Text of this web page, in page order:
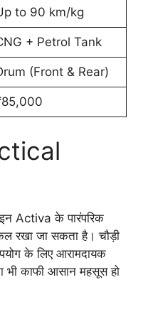
to 90 km/kg
+ Petrol Tank
(Front & Rear)
Activa के पारंपरिक
रखा जा सकता है। चौड़ी
के लिए आरामदायक
भी काफी आसान महसूस हो